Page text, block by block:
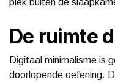
De ruimte
Digitaal minimalisme is
doorlopende oefening.